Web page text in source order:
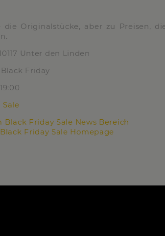
die Originalstücke, aber zu Preisen,
Unter den Linden
Friday
Sale
Black Friday Sale News Bereich
Friday Sale Homepage